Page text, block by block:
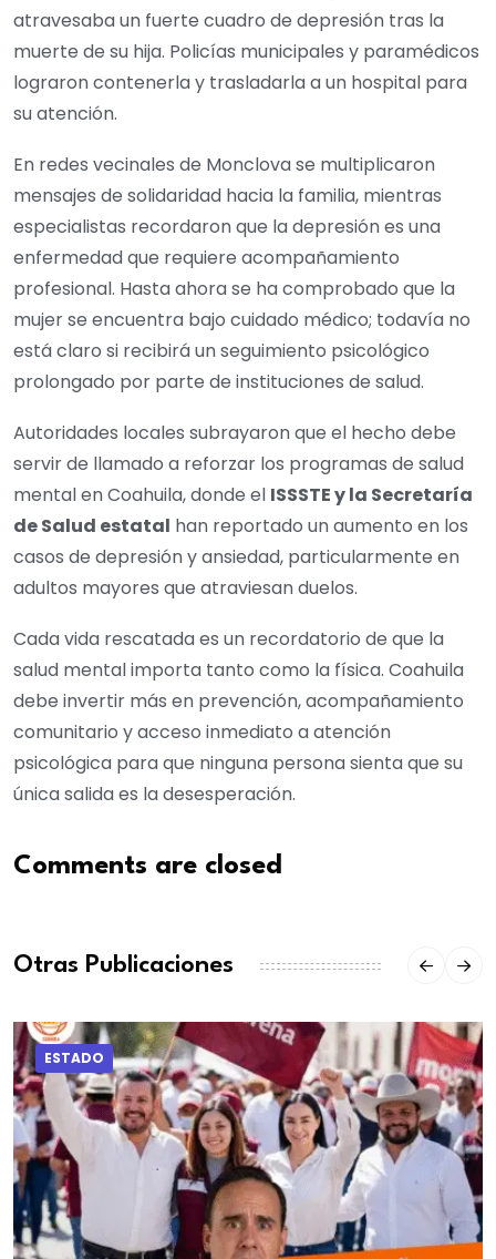
atravesaba un fuerte cuadro de depresión tras la
muerte de su hija. Policías municipales y paramédicos
lograron contenerla y trasladarla a un hospital para
su atención.
En redes vecinales de Monclova se multiplicaron
mensajes de solidaridad hacia la familia, mientras
especialistas recordaron que la depresión es una
enfermedad que requiere acompañamiento
profesional. Hasta ahora se ha comprobado que la
mujer se encuentra bajo cuidado médico; todavía no
está claro si recibirá un seguimiento psicológico
prolongado por parte de instituciones de salud.
Autoridades locales subrayaron que el hecho debe
servir de llamado a reforzar los programas de salud
mental en Coahuila, donde el ISSSTE y la Secretaría
de Salud estatal han reportado un aumento en los
casos de depresión y ansiedad, particularmente en
adultos mayores que atraviesan duelos.
Cada vida rescatada es un recordatorio de que la
salud mental importa tanto como la física. Coahuila
debe invertir más en prevención, acompañamiento
comunitario y acceso inmediato a atención
psicológica para que ninguna persona sienta que su
única salida es la desesperación.
Comments are closed
Otras Publicaciones
ESTADO